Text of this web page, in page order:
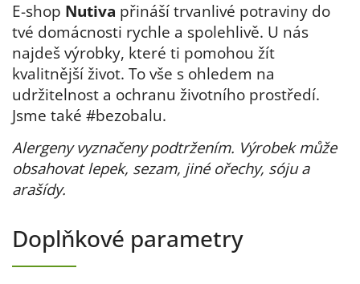
E-shop Nutiva přináší trvanlivé potraviny do
tvé domácnosti rychle a spolehlivě. U nás
najdeš výrobky, které ti pomohou žít
kvalitnější život. To vše s ohledem na
udržitelnost a ochranu životního prostředí.
Jsme také #bezobalu.
Alergeny vyznačeny podtržením. Výrobek může
obsahovat lepek, sezam, jiné ořechy, sóju a
arašídy.
Doplňkové parametry